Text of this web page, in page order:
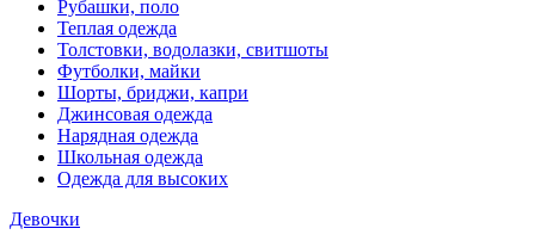
Рубашки, поло
Теплая одежда
Толстовки, водолазки, свитшоты
Футболки, майки
Шорты, бриджи, капри
Джинсовая одежда
Нарядная одежда
Школьная одежда
Одежда для высоких
Девочки